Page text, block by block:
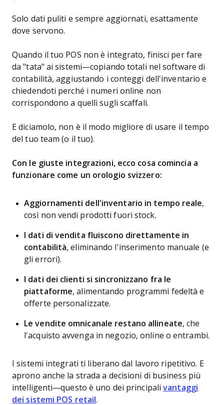
Solo dati puliti e sempre aggiornati, esattamente
dove servono.
Quando il tuo POS non è integrato, finisci per fare
da "tata" ai sistemi—copiando totali nel software di
contabilità, aggiustando i conteggi dell'inventario e
chiedendoti perché i numeri online non
corrispondono a quelli sugli scaffali.
E diciamolo, non è il modo migliore di usare il tempo
del tuo team (o il tuo).
Con le giuste integrazioni, ecco cosa comincia a
funzionare come un orologio svizzero:
Aggiornamenti dell'inventario in tempo reale,
così non vendi prodotti fuori stock.
I dati di vendita fluiscono direttamente in
contabilità, eliminando l'inserimento manuale (e
gli errori).
I dati dei clienti si sincronizzano fra le
piattaforme, alimentando programmi fedeltà e
offerte personalizzate.
Le vendite omnicanale restano allineate, che
l'acquisto avvenga in negozio, online o entrambi.
I sistemi integrati ti liberano dal lavoro ripetitivo. E
aprono anche la strada a decisioni di business più
intelligenti—questo è uno dei principalivantaggi
dei sistemi POS retail.